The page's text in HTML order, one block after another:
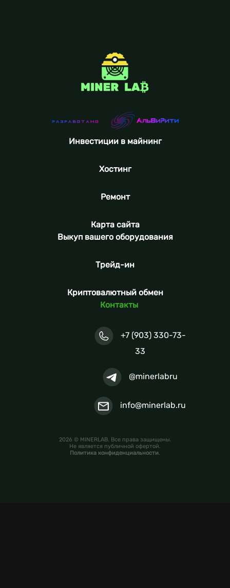
Инвестиции в майнинг
Хостинг
Ремонт
Карта сайта
Выкуп вашего оборудования
Трейд-ин
Криптовалютный обмен
Контакты
+7 (903) 330-73-
33
@minerlabru
info@minerlab.ru
2026 © MINERLAB. Все права защищены.
Не является публичной офертой.
Политика конфиденциальности.